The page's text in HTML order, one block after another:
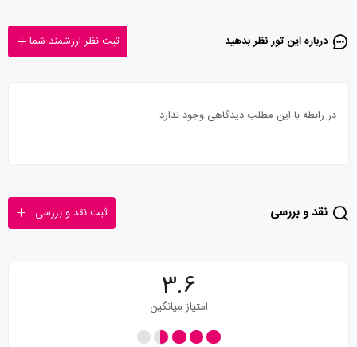
درباره این تور‌ نظر بدهید ثبت نظر ارزشمند شما
در رابطه با این مطلب دیدگاهی وجود ندارد
نقد و بررسی ثبت نقد و بررسی
3.6
امتیاز میانگین